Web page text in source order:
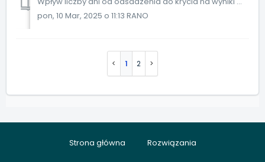
pon, 10 Mar, 2025 o 11:13 RANO
1 2
Strona główna Rozwiązania